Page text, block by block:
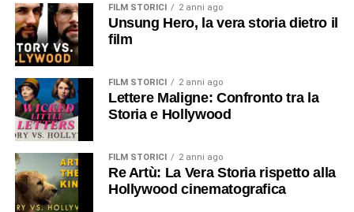
FILM STORICI 2 anni ago
Unsung Hero, la vera storia dietro il
film
FILM STORICI 2 anni ago
Lettere Maligne: Confronto tra la
Storia e Hollywood
FILM STORICI 2 anni ago
Re Artù: La Vera Storia rispetto alla
Hollywood cinematografica